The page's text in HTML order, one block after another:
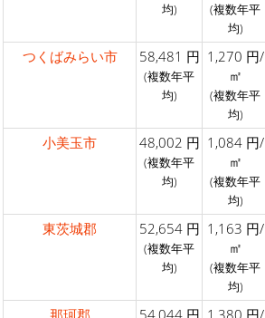
均)
(複数年平
均)
つくばみらい市 58,481 円
(複数年平
均)
1,270 円/
㎡
(複数年平
均)
小美玉市 48,002 円
(複数年平
均)
1,084 円/
㎡
(複数年平
均)
東茨城郡 52,654 円
(複数年平
均)
1,163 円/
㎡
(複数年平
均)